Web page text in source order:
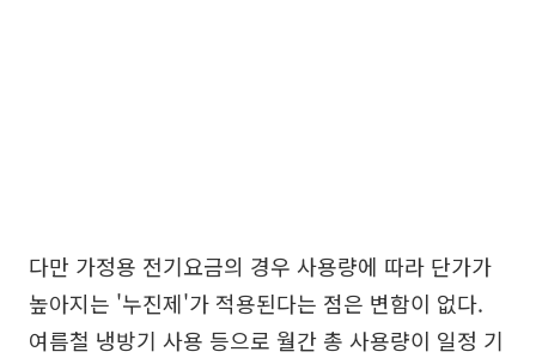
다만 가정용 전기요금의 경우 사용량에 따라 단가가
높아지는 '누진제'가 적용된다는 점은 변함이 없다.
여름철 냉방기 사용 등으로 월간 총 사용량이 일정 기